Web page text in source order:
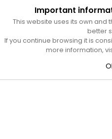
C. de Sant Josep,
Horari d'obertura: dilluns,
al telèfon al
Bústia
Important
This website uses its own
better
If you continue browsing it is
more information,